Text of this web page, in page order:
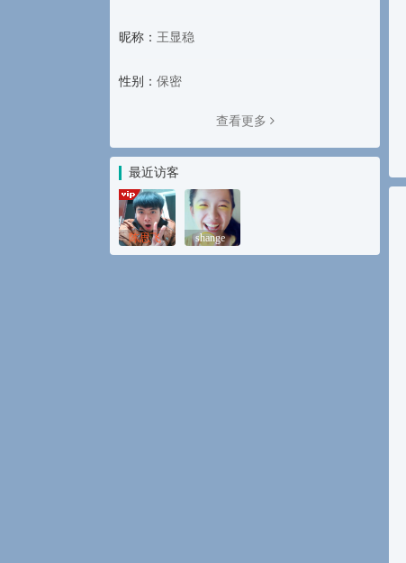
昵称： 王显稳
性别： 保密
查看更多
最近访客
陈思飞 shange